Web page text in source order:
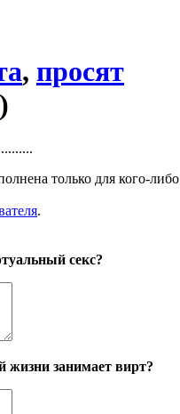
, просят
)
только для кого-либо
.
секс?
жизни занимает вирт?